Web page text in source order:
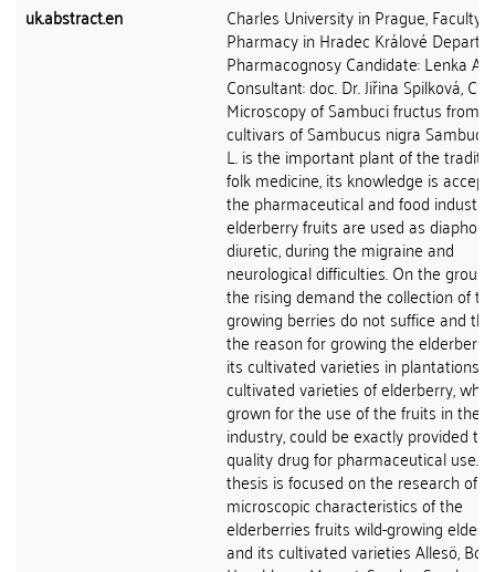
uk.abstract.en
Charles University in Prague, Faculty
Pharmacy in Hradec Králové
Pharmacognosy Candidate: Lenka
Consultant: doc. Dr. Jiřina Spilková, CSc.
Microscopy of Sambuci fructus from
cultivars of Sambucus nigra
L. is the important plant of the
folk medicine, its knowledge is
the pharmaceutical and food
elderberry fruits are used as
diuretic, during the migraine and
neurological difficulties. On the
the rising demand the collection of
growing berries do not suffice and
the reason for growing the
its cultivated varieties in plantations.
cultivated varieties of elderberry,
grown for the use of the fruits in the
industry, could be exactly provided the
quality drug for pharmaceutical use.
thesis is focused on the research of
microscopic characteristics of the
elderberries fruits wild-growing
and its cultivated varieties Allesö,